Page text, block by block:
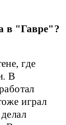
в "Гавре"?
где
В
играл